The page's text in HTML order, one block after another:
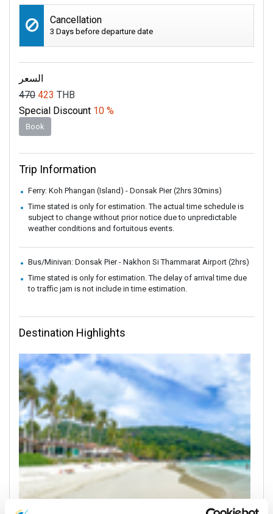
Cancellation
3 Days before departure date
السعر
470 423 THB
Special Discount 10 %
Book
Trip Information
Ferry: Koh Phangan (Island) - Donsak Pier (2hrs 30mins)
Time stated is only for estimation. The actual time schedule is
subject to change without prior notice due to unpredictable
weather conditions and fortuitous events.
Bus/Minivan: Donsak Pier - Nakhon Si Thammarat Airport (2hrs)
Time stated is only for estimation. The delay of arrival time due
to traffic jam is not include in time estimation.
Destination Highlights